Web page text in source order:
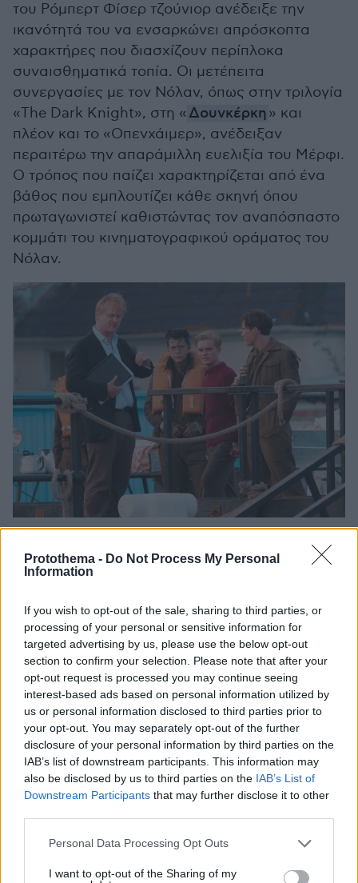
Protothema - Do Not Process My Personal
Information
If you wish to opt-out of the sale, sharing to third parties, or
processing of your personal or sensitive information for
targeted advertising by us, please use the below opt-out
section to confirm your selection. Please note that after your
opt-out request is processed you may continue seeing
interest-based ads based on personal information utilized by
us or personal information disclosed to third parties prior to
your opt-out. You may separately opt-out of the further
disclosure of your personal information by third parties on the
IAB’s list of downstream participants. This information may
also be disclosed by us to third parties on the IAB’s List of
Downstream Participants that may further disclose it to other
Please note that this website/app uses one or more Google
not limited to your visit or usage behaviour. You may click to
Personal Data Processing Opt Outs
I want to opt-out of the Sharing of my
του Ρόμπερτ Φίσερ τζούνιορ ανέδειξε την
ικανότητά του να ενσαρκώνει απρόσκοπτα
χαρακτήρες που διασχίζουν περίπλοκα
συναισθηματικά τοπία. Οι μετέπειτα
συνεργασίες με τον Νόλαν, όπως στην τριλογία
«The Dark Knight», στη «Δουνκέρκη» και
πλέον και το «Oπενχάιμερ», ανέδειξαν
περαιτέρω την απαράμιλλη ευελιξία του Μέρφι.
Ο τρόπος που παίζει χαρακτηρίζεται από ένα
βάθος που εμπλουτίζει κάθε σκηνή όπου
πρωταγωνιστεί καθιστώντας τον αναπόσπαστο
κομμάτι του κινηματογραφικού οράματος του
Νόλαν.
Στα γυρίσματα της «Δουνκέρκης» με τον Κρίστοφερ Νόλαν και
συναισθηματικά περίπλοκους χαρακτήρες είναι
εμφανής και στις ερμηνείες του στη
«Νυχτερινή πτήση» (Red Eye) και στο «Ο
άνεμος χορεύει το κριθάρι». Στο θρίλερ
«Νυχτερινή πτήση» ενσάρκωσε τον
χαρισματικό αλλά και μοχθηρό κακοποιό,
αναδεικνύοντας το εύρος του στην παροχή
έντονων και πολύπλευρων ερμηνειών.
Μεταβαίνοντας στο ιστορικό δράμα «Ο άνεμος
δυσκολίες ενός άνδρα που βρέθηκε στη μέση
του αγώνα της Ιρλανδίας για ανεξαρτησία. Τη